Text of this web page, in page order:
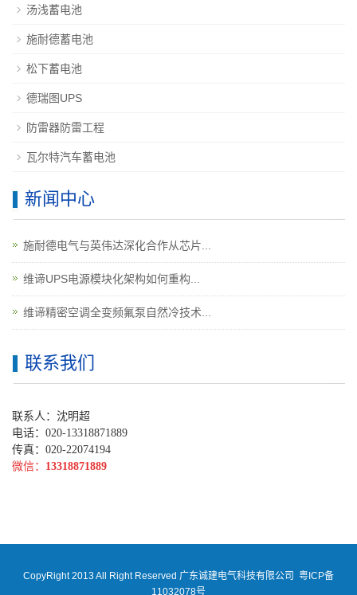
汤浅蓄电池
施耐德蓄电池
松下蓄电池
德瑞图UPS
防雷器防雷工程
瓦尔特汽车蓄电池
新闻中心
施耐德电气与英伟达深化合作从芯片...
维谛UPS电源模块化架构如何重构...
维谛精密空调全变频氟泵自然冷技术...
联系我们
联系人：沈明超
电话：020-13318871889
传真：020-22074194
微信： 13318871889
CopyRight 2013 All Right Reserved 广东诚建电气科技有限公司 粤ICP备
11032078号